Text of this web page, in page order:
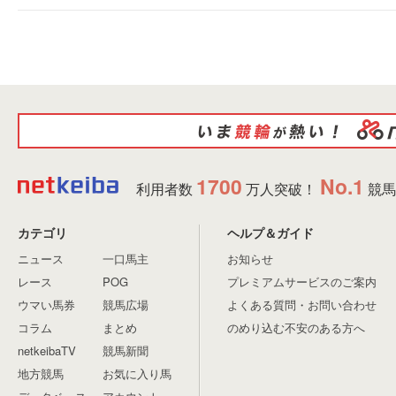
利用者数 1700 万人突破！ No.1 競
カテゴリ
ニュース
レース
ウマい馬券
コラム
netkeibaTV
地方競馬
一口馬主
POG
競馬広場
まとめ
競馬新聞
お気に入り馬
ヘルプ＆ガイド
お知らせ
プレミアムサービスのご案内
よくある質問・お問い合わせ
のめり込む不安のある方へ